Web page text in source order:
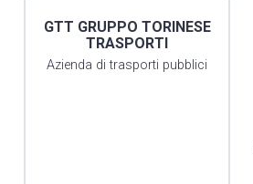
GTT GRUPPO TORINESE
TRASPORTI
Azienda di trasporti pubblici